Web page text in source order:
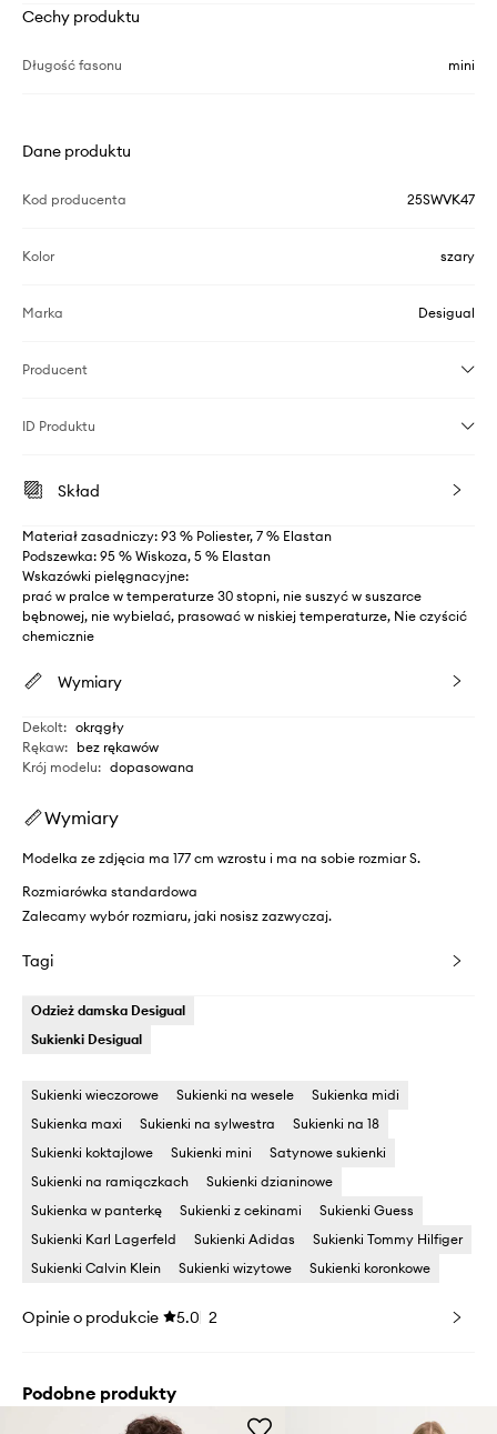
Cechy produktu
Długość fasonu mini
Dane produktu
Kod producenta 25SWVK47
Kolor szary
Marka Desigual
Producent
ID Produktu
Skład
Materiał zasadniczy: 93 % Poliester, 7 % Elastan
Podszewka: 95 % Wiskoza, 5 % Elastan
Wskazówki pielęgnacyjne:
prać w pralce w temperaturze 30 stopni, nie suszyć w suszarce
bębnowej, nie wybielać, prasować w niskiej temperaturze, Nie czyścić
chemicznie
Wymiary
Dekolt: okrągły
Rękaw: bez rękawów
Krój modelu: dopasowana
Wymiary
Modelka ze zdjęcia ma 177 cm wzrostu i ma na sobie rozmiar S.
Rozmiarówka standardowa
Zalecamy wybór rozmiaru, jaki nosisz zazwyczaj.
Tagi
Odzież damska Desigual
Sukienki Desigual
Sukienki wieczorowe Sukienki na wesele
Sukienka midi
Sukienka maxi
Sukienki na sylwestra
Sukienki na 18
Sukienki koktajlowe
Sukienki mini
Satynowe sukienki
Sukienki na ramiączkach
Sukienki dzianinowe
Sukienka w panterkę
Sukienki z cekinami
Sukienki Guess
Sukienki Karl Lagerfeld
Sukienki Adidas
Sukienki Tommy Hilfiger
Sukienki Calvin Klein
Sukienki wizytowe Sukienki koronkowe
Opinie o produkcie 5.0 2
Podobne produkty